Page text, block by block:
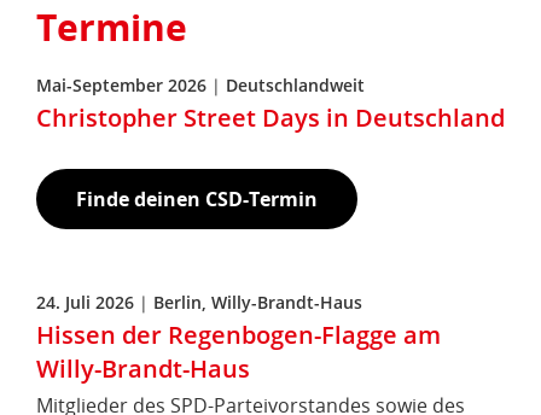
Termine
Mai-September 2026 | Deutschlandweit
Christopher Street Days in Deutschland
Finde deinen CSD-Termin
24. Juli 2026 | Berlin, Willy-Brandt-Haus
Hissen der Regenbogen-Flagge am
Willy-Brandt-Haus
Mitglieder des SPD-Parteivorstandes sowie des